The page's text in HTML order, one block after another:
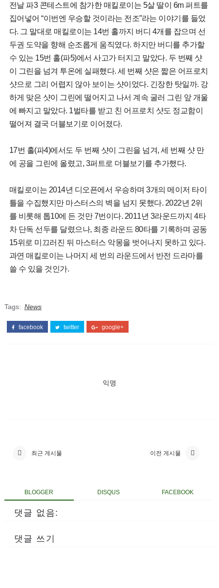
전날 파3 콘테스트에 참가한 매킬로이는 5살 딸이 6m 퍼트를
집어넣어 “이번엔 우승할 것이라는 전조”라는 이야기를 들었
다. 그 말대로 매킬로이는 14번 홀까지 버디 4개를 잡으며 선
두권 도약을 향해 순조롭게 움직였다. 하지만 버디를 추가할
수 있는 15번 홀(파5)에서 사고가 터지고 말았다. 두 번째 샷
이 그린을 넘겨 투온에 실패했다. 세 번째 샷은 짧은 어프로치
샷으로 그리 어렵지 않아 보이는 샷이었다. 긴장한 탓일까. 강
하게 맞은 샷이 그린에 떨어지고 나서 계속 굴러 그린 앞 개울
에 빠지고 말았다. 1벌타를 받고 친 어프로치 샷도 정교함이
떨어져 결국 더블보기로 이어졌다.
17번 홀(파4)에서도 두 번째 샷이 그린을 넘겨, 세 번째 샷 만
에 공을 그린에 올렸고, 3퍼트로 더블보기를 추가했다.
매킬로이는 2014년 디오픈에서 우승하며 3개의 메이저 타이
틀을 수집했지만 마스터스의 벽을 넘지 못했다. 2022년 2위
를 비롯해 톱10에 든 것만 7번이다. 2011년 3라운드까지 4타
차 단독 선두를 달렸으나, 최종 라운드 80타를 기록하며 공동
15위로 미끄러진 뒤 마스터스 악몽을 벗어나지 못하고 있다.
과연 매킬로이는 나머지 세 번의 라운드에서 반전 드라마를
쓸 수 있을 것인가.
Tags: News
facebook twitter google+
익명
최근 게시물 이전 게시물
BLOGGER DISQUS FACEBOOK
댓글 없음:
댓글 쓰기